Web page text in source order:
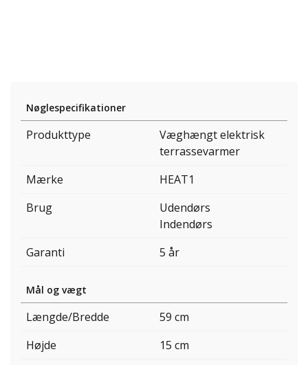
Nøglespecifikationer
Produkttype
Væghængt elektrisk
terrassevarmer
Mærke
HEAT1
Brug
Udendørs
Indendørs
Garanti
5 år
Mål og vægt
Længde/Bredde
59 cm
Højde
15 cm